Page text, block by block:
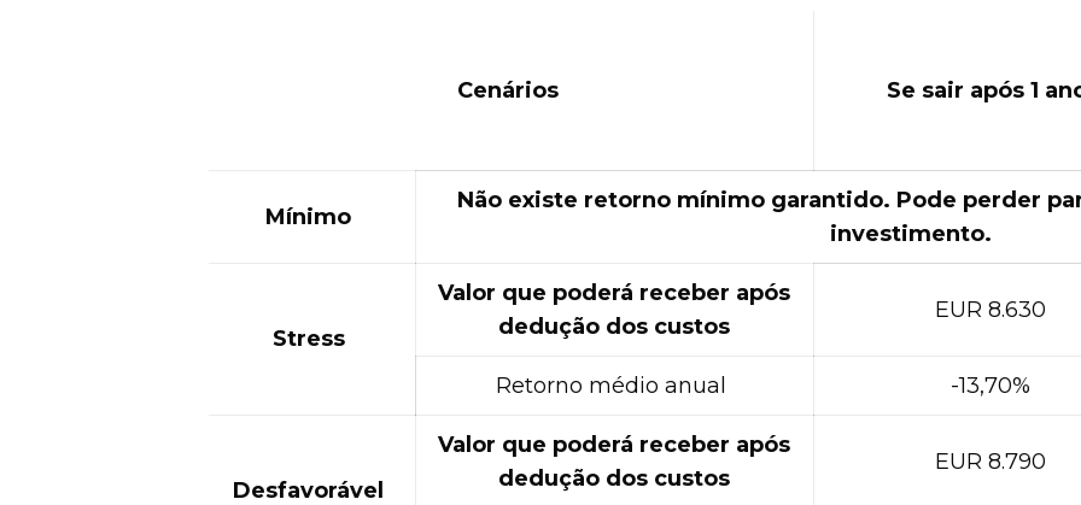
Cenários Se sair após 1
Mínimo
Não existe retorno mínimo garantido. Pode perder
investimento.
Stress
Valor que poderá receber após
dedução dos custos
EUR 8.630
Retorno médio anual -13,70%
Desfavorável
Valor que poderá receber após
dedução dos custos
EUR 8.790